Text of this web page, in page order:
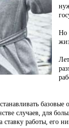
Но
случаев, для
работы, его